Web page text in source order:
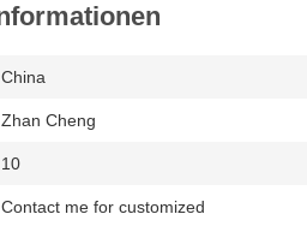
China
Zhan Cheng
10
Contact me for customized